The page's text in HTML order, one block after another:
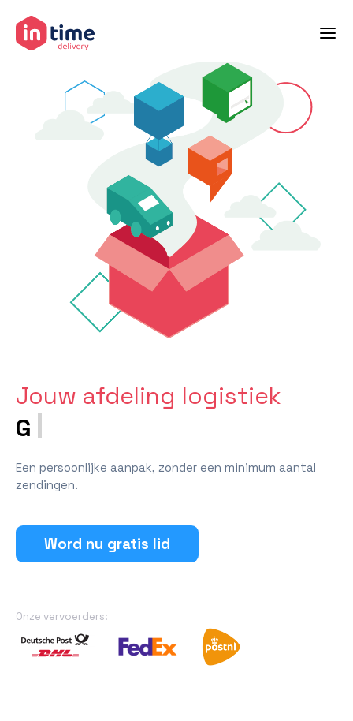
Jouw afdeling logistiek
Een persoonlijke aanpak, zonder een minimum aantal
zendingen.
Word nu gratis lid
Onze vervoerders: